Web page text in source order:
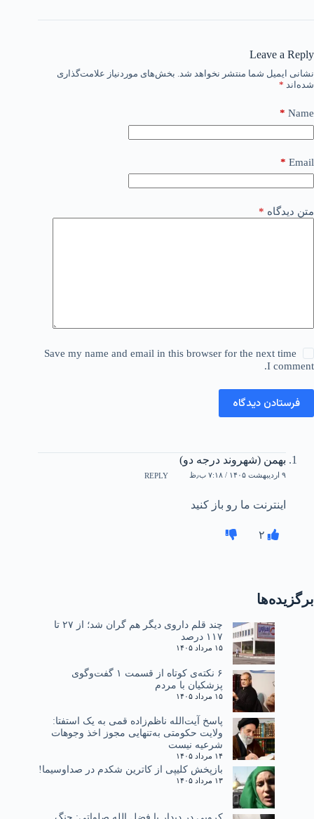
Leave a Reply
نشانی ایمیل شما منتشر نخواهد شد. بخش‌های موردنیاز علامت‌گذاری
شده‌اند *
Name
*
Email
*
متن دیدگاه *
Save my name and email in this browser for the next time
I comment.
فرستادن دیدگاه
بهمن (شهروند درجه دو)
۹ اردیبهشت ۱۴۰۵ / ۷:۱۸ ب٫ظ REPLY
اینترنت ما رو باز کنید
۲
برگزیده‌ها
چند قلم داروی دیگر هم گران شد؛ از ۲۷ تا
۱۱۷ درصد
۱۵ مرداد ۱۴۰۵
۶ نکته‌ی کوتاه از قسمت ۱ گفت‌وگوی
پزشکیان با مردم
۱۵ مرداد ۱۴۰۵
پاسخ آیت‌الله ناظم‌زاده قمی به یک استفتا:
ولایت حکومتی به‌تنهایی مجوز اخذ وجوهات
شرعیه نیست
۱۴ مرداد ۱۴۰۵
بازپخش کلیپی از کاترین شکدم در صداوسیما!
۱۳ مرداد ۱۴۰۵